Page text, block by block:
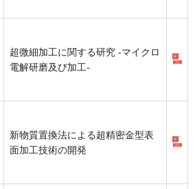
超微細加工に関する研究 -マイクロ
電解研磨及び加工-
新物質置換法による超精密金型表
面加工技術の開発